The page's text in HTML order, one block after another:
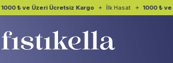
1000 ₺ ve Üzeri Ücretsiz Kargo İlk Hasat 1000 ₺ ve